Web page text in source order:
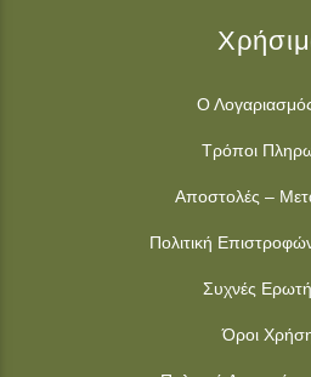
Ο
Τρόποι
Αποστολές –
Πολιτική
Συχνές
Όροι